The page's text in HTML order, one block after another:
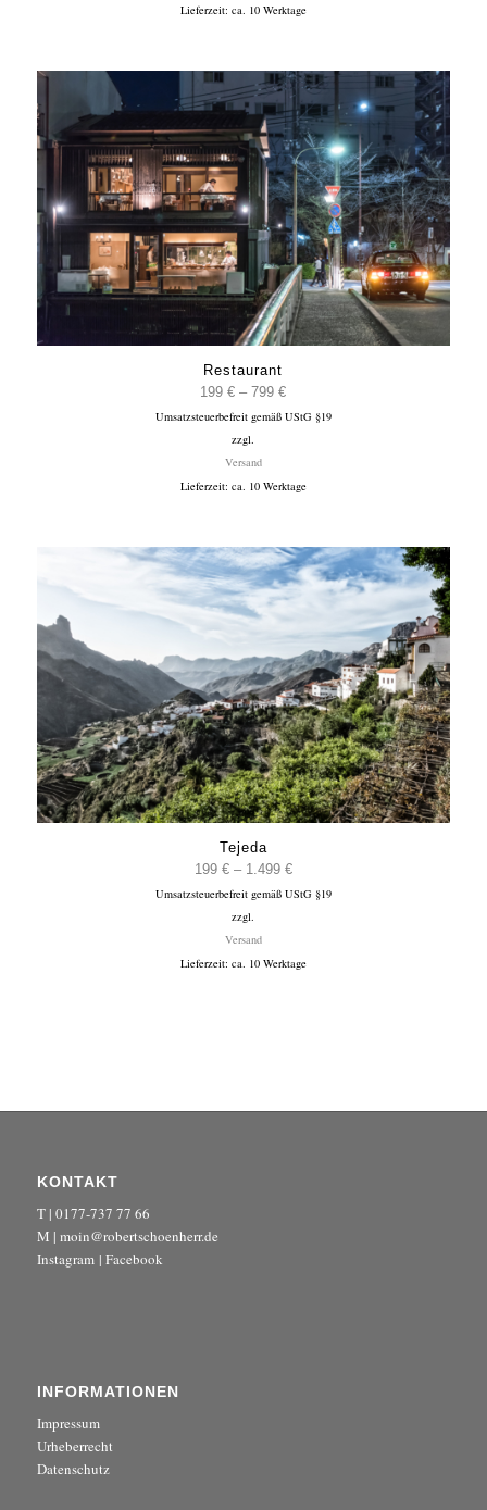
Lieferzeit: ca. 10 Werktage
Restaurant
199€ –799€Preisspanne:
199 €
Umsatzsteuerbefreit gemäß UStG §19
zzgl.
Versand
Lieferzeit: ca. 10 Werktage
Tejeda
199 € – 1.499 €Preisspanne:
199 €
Umsatzsteuerbefreit gemäß UStG §19
zzgl.
Versand
Lieferzeit: ca. 10 Werktage
KONTAKT
T | 0177-737 77 66
M | moin@robertschoenherr.de
Instagram| Facebook
INFORMATIONEN
Impressum
Urheberrecht
Datenschutz